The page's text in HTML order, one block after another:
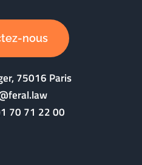
nous
75016 Paris
70 71 22 00